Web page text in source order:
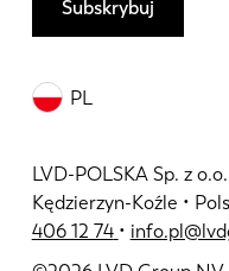
PL
LVD-POLSKA Sp. z
Kędzierzyn-Koźle •
406 12 74 •
Subskrybuj